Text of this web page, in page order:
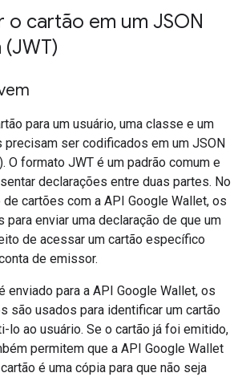
o cartão em um JSON
(JWT)
para um usuário, uma classe e um
precisam ser codificados em um JSON
O formato JWT é um padrão comum e
declarações entre duas partes. No
cartões com a API Google Wallet, os
para enviar uma declaração de que um
de acessar um cartão específico
de emissor.
enviado para a API Google Wallet, os
são usados para identificar um cartão
lo ao usuário. Se o cartão já foi emitido,
permitem que a API Google Wallet
é uma cópia para que não seja